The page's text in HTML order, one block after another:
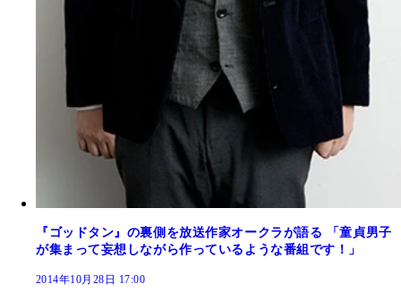
『ゴッドタン』の裏側を放送作家オークラが語る 「童貞男子
が集まって妄想しながら作っているような番組です！」
2014年10月28日 17:00